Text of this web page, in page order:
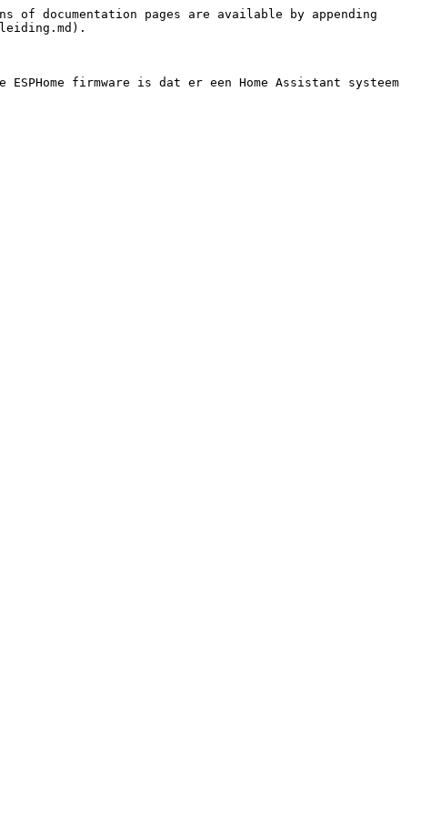
documentation pages are available by appending
firmware is dat er een Home Assistant systeem